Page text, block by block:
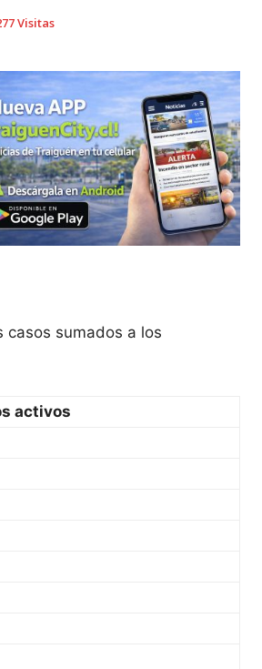
Visitas
casos sumados a los
activos